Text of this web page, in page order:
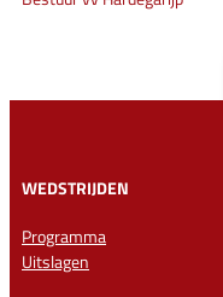
WEDSTRIJDEN
Programma
Uitslagen